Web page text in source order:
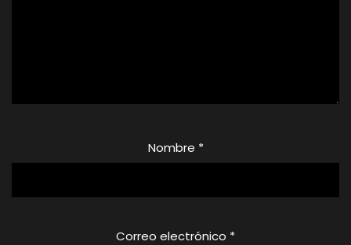
Nombre *
Correo electrónico *